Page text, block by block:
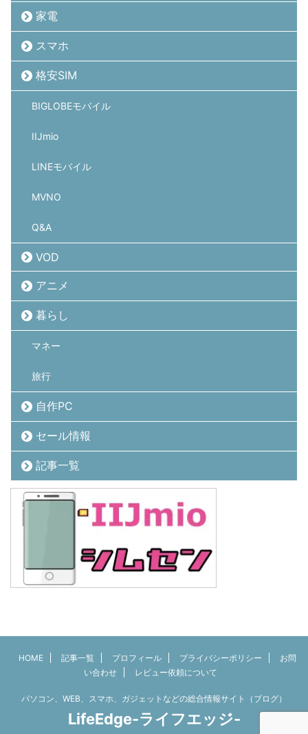
家電
スマホ
格安SIM
BIGLOBEモバイル
IIJmio
LINEモバイル
MVNO
Q&A
VOD
アニメ
暮らし
マネー
旅行
自作PC
セール情報
記事一覧
HOME 記事一覧 プロフィール プライバシーポリシー
お問
い合わせ
レビュー依頼について
パソコン、WEB、スマホ、ガジェットなどの総合情報サイト（ブログ）
LifeEdge-ライフエッジ-